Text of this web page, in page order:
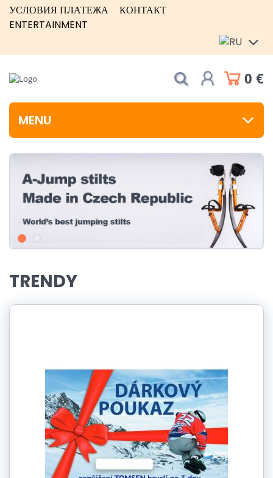
УСЛОВИЯ ПЛАТЕЖА
КОНТАКТ
ENTERTAINMENT
0 €
MENU
TRENDY